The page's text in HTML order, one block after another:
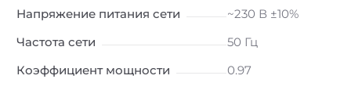
Напряжение питания сети
~230 В ±10%
Частота сети
50 Гц
Коэффициент мощности
0.97